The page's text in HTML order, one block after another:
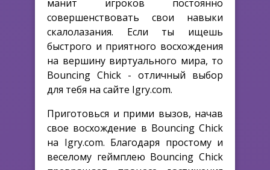
манит игроков постоянно
совершенствовать свои навыки
скалолазания. Если ты ищешь
быстрого и приятного восхождения
на вершину виртуального мира, то
Bouncing Chick - отличный выбор
для тебя на сайте Igry.com.
Приготовься и прими вызов, начав
свое восхождение в Bouncing Chick
на Igry.com. Благодаря простому и
веселому геймплею Bouncing Chick